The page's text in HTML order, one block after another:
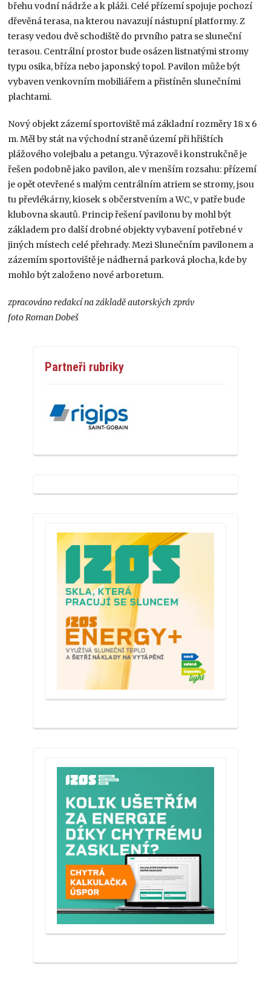
břehu vodní nádrže a k pláži. Celé přízemí spojuje pochozí
dřevěná terasa, na kterou navazují nástupní platformy. Z
terasy vedou dvě schodiště do prvního patra se sluneční
terasou. Centrální prostor bude osázen listnatými stromy
typu osika, bříza nebo japonský topol. Pavilon může být
vybaven venkovním mobiliářem a přistíněn slunečními
plachtami.
Nový objekt zázemí sportoviště má základní rozměry 18 x 6
m. Měl by stát na východní straně území při hřištích
plážového volejbalu a petangu. Výrazově i konstrukčně je
řešen podobně jako pavilon, ale v menším rozsahu: přízemí
je opět otevřené s malým centrálním atriem se stromy, jsou
tu převlékárny, kiosek s občerstvením a WC, v patře bude
klubovna skautů. Princip řešení pavilonu by mohl být
základem pro další drobné objekty vybavení potřebné v
jiných místech celé přehrady. Mezi Slunečním pavilonem a
zázemím sportoviště je nádherná parková plocha, kde by
mohlo být založeno nové arboretum.
zpracováno redakcí na základě autorských zpráv
foto Roman Dobeš
Partneři rubriky